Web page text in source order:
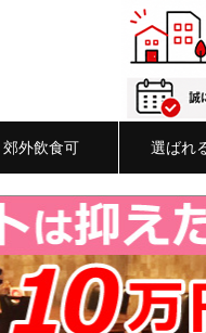
郊外飲食可 選ばれ